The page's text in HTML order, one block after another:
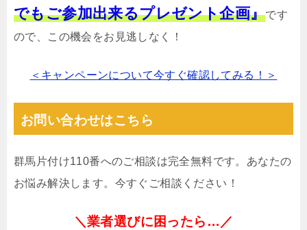
でもご参加出来るプレゼント企画』です
ので、この機会をお見逃しなく！
＜キャンペーンについて今すぐ確認してみる！＞
お問い合わせはこちら
群馬片付け110番へのご相談は完全無料です。あなたの
お悩み解決します。今すぐご相談ください！
＼業者選びに困ったら…／